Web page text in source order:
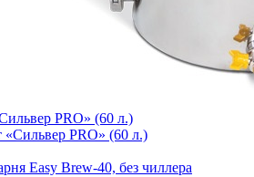
PRO» (60 л.)
Easy Brew-40, без чиллера